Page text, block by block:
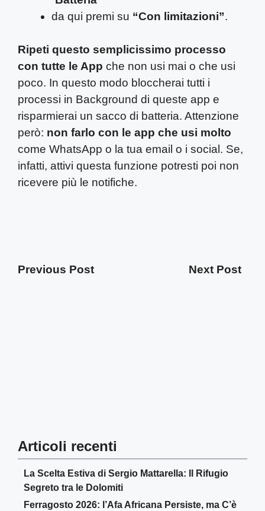
da qui premi su “Con limitazioni”.
Ripeti questo semplicissimo processo
con tutte le App che non usi mai o che usi
poco. In questo modo bloccherai tutti i
processi in Background di queste app e
risparmierai un sacco di batteria. Attenzione
però: non farlo con le app che usi molto
come WhatsApp o la tua email o i social. Se,
infatti, attivi questa funzione potresti poi non
ricevere più le notifiche.
Previous Post Next Post
Articoli recenti
La Scelta Estiva di Sergio Mattarella: Il Rifugio
Segreto tra le Dolomiti
Ferragosto 2026: l’Afa Africana Persiste, ma C’è